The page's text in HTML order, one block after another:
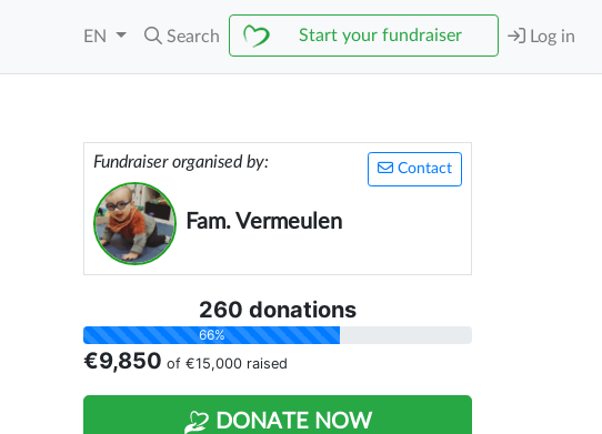
EN Search Start your fundraiser Log in
Contact
Fundraiser organised by:
Fam. Vermeulen
260 donations
66%
€9,850 of €15,000 raised
DONATE NOW